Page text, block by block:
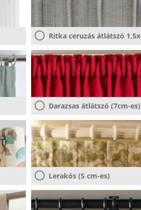
Ritka ceruzás átlátszó 1,5x
Darazsas átlátszó (7cm-es)
Lerakós (5 cm-es)